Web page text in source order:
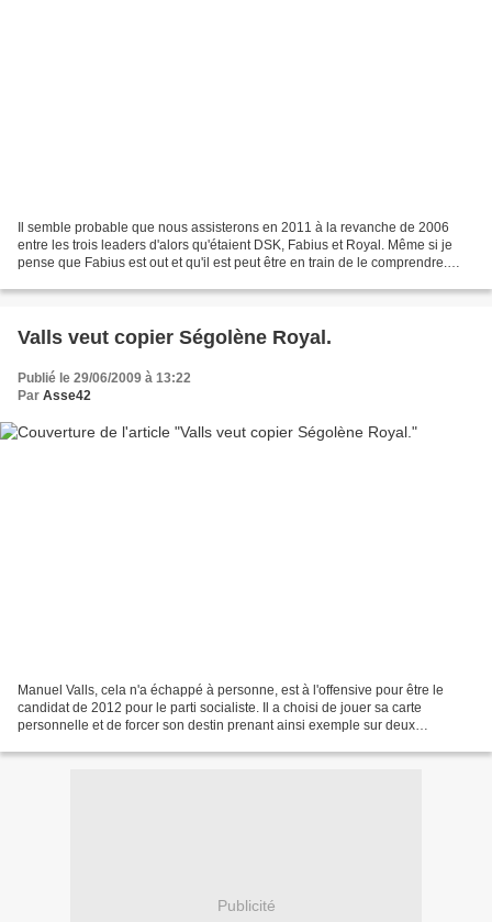
Il semble probable que nous assisterons en 2011 à la revanche de 2006
entre les trois leaders d'alors qu'étaient DSK, Fabius et Royal. Même si je
pense que Fabius est out et qu'il est peut être en train de le comprendre.
Valls veut copier Ségolène Royal.
Publié le 29/06/2009 à 13:22
Par Asse42
Manuel Valls, cela n'a échappé à personne, est à l'offensive pour être le
candidat de 2012 pour le parti socialiste. Il a choisi de jouer sa carte
personnelle et de forcer son destin prenant ainsi exemple sur deux
Publicité